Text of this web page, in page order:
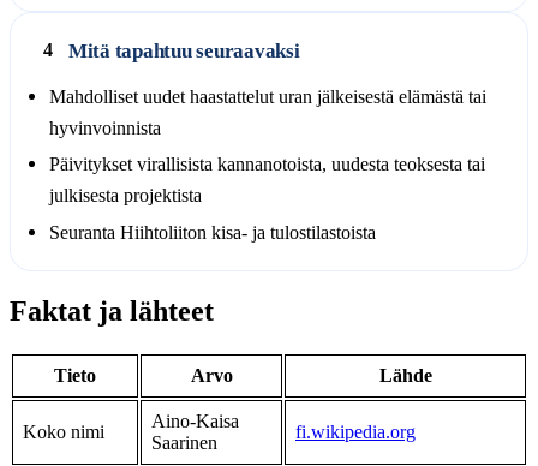
4 Mitä tapahtuu seuraavaksi
Mahdolliset uudet haastattelut uran jälkeisestä elämästä tai
hyvinvoinnista
Päivitykset virallisista kannanotoista, uudesta teoksesta tai
julkisesta projektista
Seuranta Hiihtoliiton kisa- ja tulostilastoista
Faktat ja lähteet
Tieto Arvo Lähde
Koko nimi
Aino-Kaisa
Saarinen
fi.wikipedia.org